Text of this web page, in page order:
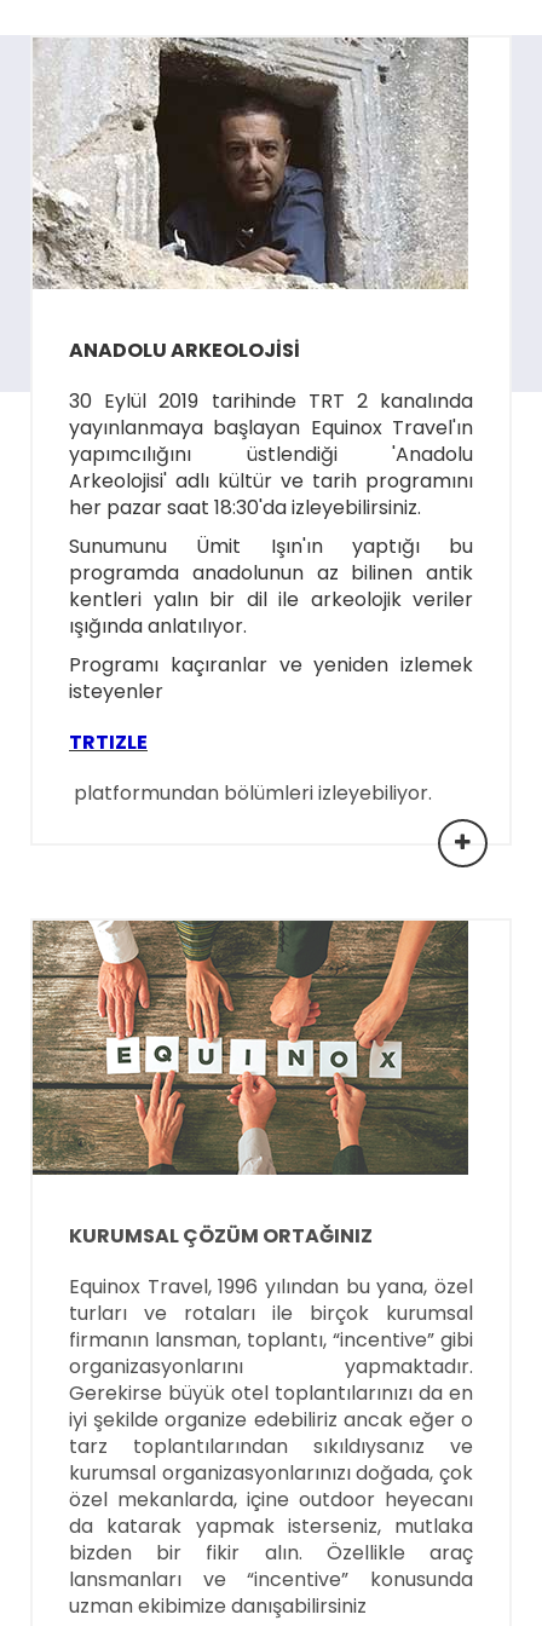
ANADOLU ARKEOLOJİSİ
30 Eylül 2019 tarihinde TRT 2 kanalında
yayınlanmaya başlayan Equinox Travel'ın
yapımcılığını üstlendiği 'Anadolu
Arkeolojisi' adlı kültür ve tarih programını
her pazar saat 18:30'da izleyebilirsiniz.
Sunumunu Ümit Işın'ın yaptığı bu
programda anadolunun az bilinen antik
kentleri yalın bir dil ile arkeolojik veriler
ışığında anlatılıyor.
Programı kaçıranlar ve yeniden izlemek
isteyenler
TRTIZLE
platformundan bölümleri izleyebiliyor.
KURUMSAL ÇÖZÜM ORTAĞINIZ
Equinox Travel, 1996 yılından bu yana, özel
turları ve rotaları ile birçok kurumsal
firmanın lansman, toplantı, “incentive” gibi
organizasyonlarını yapmaktadır.
Gerekirse büyük otel toplantılarınızı da en
iyi şekilde organize edebiliriz ancak eğer o
tarz toplantılarından sıkıldıysanız ve
kurumsal organizasyonlarınızı doğada, çok
özel mekanlarda, içine outdoor heyecanı
da katarak yapmak isterseniz, mutlaka
bizden bir fikir alın. Özellikle araç
lansmanları ve “incentive” konusunda
uzman ekibimize danışabilirsiniz